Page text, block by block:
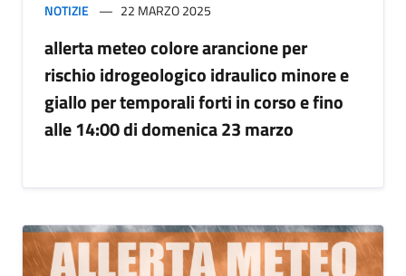
NOTIZIE 22 MARZO 2025
allerta meteo colore arancione per
rischio idrogeologico idraulico minore e
giallo per temporali forti in corso e fino
alle 14:00 di domenica 23 marzo